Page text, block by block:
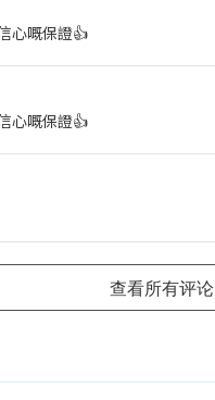
心嘅保證👍
心嘅保證👍
查看所有评论